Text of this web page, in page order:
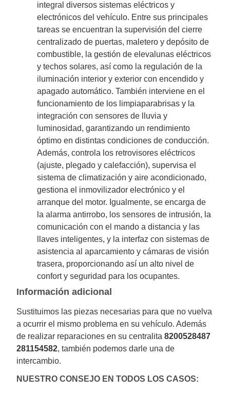
integral diversos sistemas eléctricos y
electrónicos del vehículo. Entre sus principales
tareas se encuentran la supervisión del cierre
centralizado de puertas, maletero y depósito de
combustible, la gestión de elevalunas eléctricos
y techos solares, así como la regulación de la
iluminación interior y exterior con encendido y
apagado automático. También interviene en el
funcionamiento de los limpiaparabrisas y la
integración con sensores de lluvia y
luminosidad, garantizando un rendimiento
óptimo en distintas condiciones de conducción.
Además, controla los retrovisores eléctricos
(ajuste, plegado y calefacción), supervisa el
sistema de climatización y aire acondicionado,
gestiona el inmovilizador electrónico y el
arranque del motor. Igualmente, se encarga de
la alarma antirrobo, los sensores de intrusión, la
comunicación con el mando a distancia y las
llaves inteligentes, y la interfaz con sistemas de
asistencia al aparcamiento y cámaras de visión
trasera, proporcionando así un alto nivel de
confort y seguridad para los ocupantes.
Información adicional
Sustituimos las piezas necesarias para que no vuelva
a ocurrir el mismo problema en su vehículo. Además
de realizar reparaciones en su centralita8200528487
281154582, también podemos darle una de
intercambio.
NUESTRO CONSEJO EN TODOS LOS CASOS: